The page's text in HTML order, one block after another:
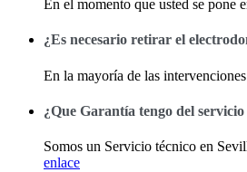
En el momento que usted se pone
¿Es necesario retirar el
En la mayoría de las
¿Que Garantía tengo del
Somos un Servicio técnico en
enlace